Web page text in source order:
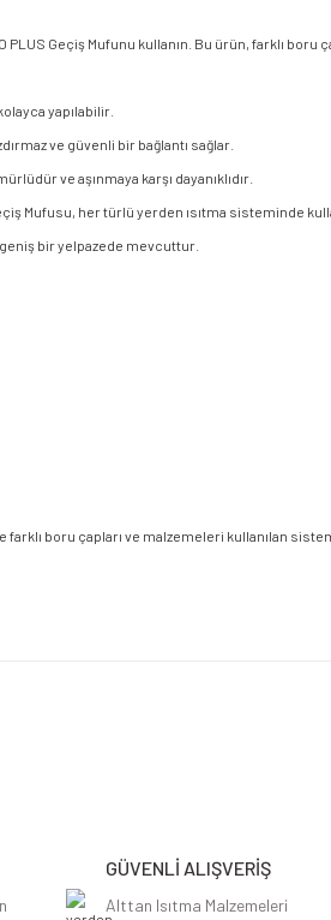
Geçiş Mufunu kullanın. Bu ürün, farklı boru
yapılabilir.
ve güvenli bir bağlantı sağlar.
ve aşınmaya karşı dayanıklıdır.
Mufusu, her türlü yerden ısıtma sisteminde
bir yelpazede mevcuttur.
boru çapları ve malzemeleri kullanılan
GÜVENLİ ALIŞVERİŞ
Alttan Isıtma Malzemeleri